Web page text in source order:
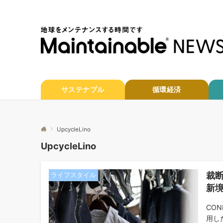
サステナブル 循環経済
UpcycleLino
UpcycleLino
ライフスタイル
裁
新
用し